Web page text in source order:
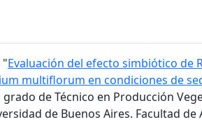
"Evaluación del efecto simbiótico de
multiflorum en condiciones de
de Técnico en Producción
de Buenos Aires. Facultad de